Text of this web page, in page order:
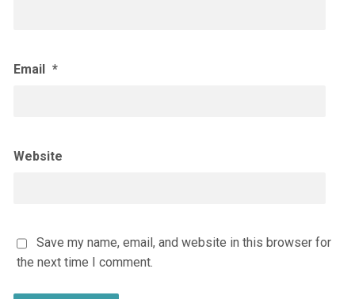
Email *
Website
Save my name, email, and website in this browser for
the next time I comment.